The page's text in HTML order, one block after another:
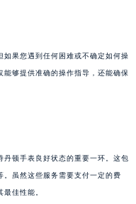
如果您遇到任何困难或不确定如何操
够提供准确的操作指导，还能确保
顿手表良好状态的重要一环。这包
。虽然这些服务需要支付一定的费
佳性能。